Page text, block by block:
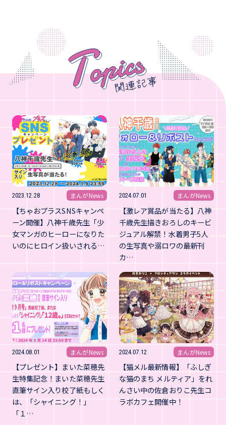
2023.12.28 まんがNews
【ちゃおプラスSNSキャンペ
ーン開催】八神千歳先生「少
女マンガのヒーローになりた
いのにヒロイン扱いされる…
2024.07.01 まんがNews
【激レア賞品が当たる】八神
千歳先生描きおろしのキービ
ジュアル解禁！水着男子5人
の生写真や溺ロワの最新刊
カ…
2024.08.01 まんがNews
【プレゼント】まいた菜穂先
生特集記念！まいた菜穂先生
直筆サイン入り校了紙もしく
は、「シャイニング！」
「１…
2024.07.12 まんがNews
【猫メル最新情報】「ふしぎ
な猫のまち メルティア」をれ
んさい中の佐倉おりこ先生コ
ラボカフェ開催中！